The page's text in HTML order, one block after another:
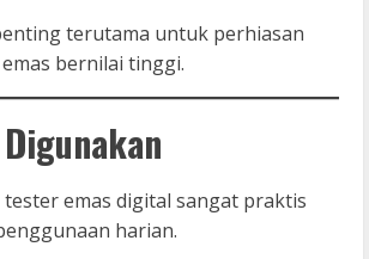
terutama untuk perhiasan
bernilai tinggi.
emas digital sangat praktis
harian.